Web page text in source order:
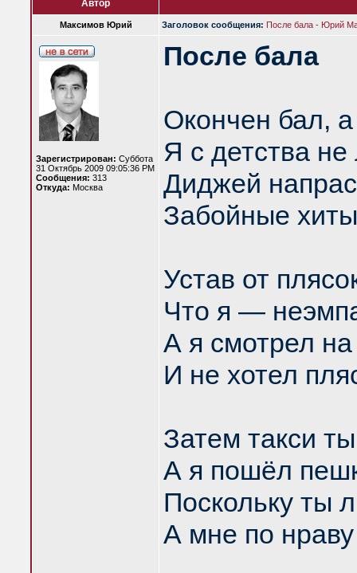
Автор
Максимов Юрий Заголовок сообщения: После бала - Юрий
Зарегистрирован: Суббота
31 Октябрь 2009 09:05:36 PM
Сообщения: 313
Откуда: Москва
После бала
Окончен бал,
Я с детства
Диджей
Забойные
Устав от
Что я —
А я смотрел
И не хотел
Затем такси
А я пошёл
Поскольку ты
А мне по